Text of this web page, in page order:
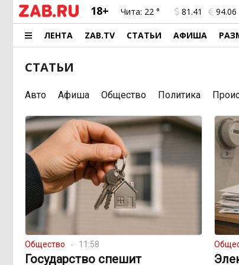
18+ Чита: 22 ° 81.41 94.06
ЛЕНТА ZAB.TV СТАТЬИ АФИША
СТАТЬИ
Авто Афиша Общество Политика
Общество 11:58
Государство спешит